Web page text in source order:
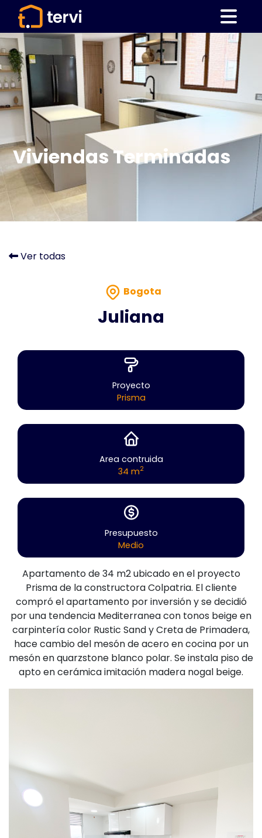
Viviendas Terminadas
Ver todas
Bogota
Juliana
Proyecto
Prisma
Area contruida
34 m2
Presupuesto
Medio
Apartamento de 34 m2 ubicado en el proyecto
Prisma de la constructora Colpatria. El cliente
compró el apartamento por inversión y se decidió
por una tendencia Mediterranea con tonos beige en
carpintería color Rustic Sand y Creta de Primadera,
hace cambio del mesón de acero en cocina por un
mesón en quarzstone blanco polar. Se instala piso de
apto en cerámica imitación madera nogal beige.